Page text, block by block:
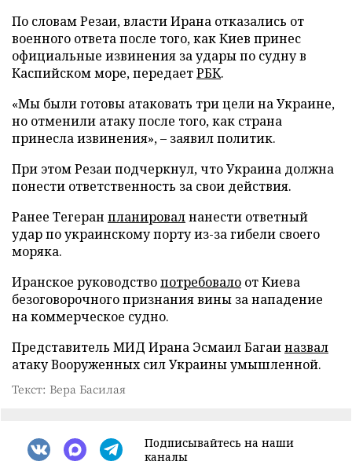
По словам Резаи, власти Ирана отказались от
военного ответа после того, как Киев принес
официальные извинения за удары по судну в
Каспийском море, передаетРБК.
«Мы были готовы атаковать три цели на Украине,
но отменили атаку после того, как страна
принесла извинения», – заявил политик.
При этом Резаи подчеркнул, что Украина должна
понести ответственность за свои действия.
Ранее Тегеран планировалнанести ответный
удар по украинскому порту из-за гибели своего
моряка.
Иранское руководствопотребовало от Киева
безоговорочного признания вины за нападение
на коммерческое судно.
Представитель МИД Ирана Эсмаил Багаиназвал
атаку Вооруженных сил Украины умышленной.
Текст: Вера Басилая
Подписывайтесь на наши
каналы